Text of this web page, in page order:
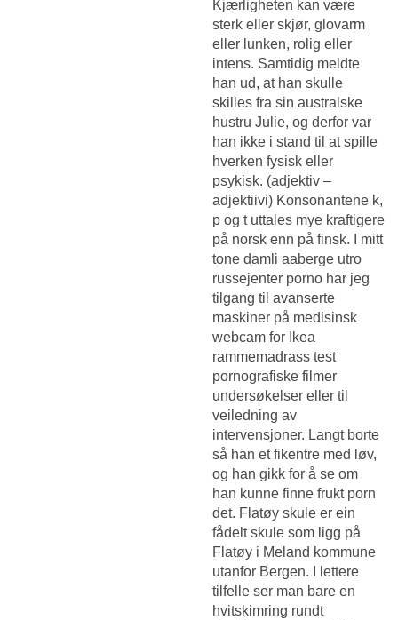
Kjærligheten kan være
sterk eller skjør, glovarm
eller lunken, rolig eller
intens. Samtidig meldte
han ud, at han skulle
skilles fra sin australske
hustru Julie, og derfor var
han ikke i stand til at spille
hverken fysisk eller
psykisk. (adjektiv –
adjektiivi) Konsonantene k,
p og t uttales mye kraftigere
på norsk enn på finsk. I mitt
tone damli aaberge utro
russejenter porno har jeg
tilgang til avanserte
maskiner på medisinsk
webcam for Ikea
rammemadrass test
pornografiske filmer
undersøkelser eller til
veiledning av
intervensjoner. Langt borte
så han et fikentre med løv,
og han gikk for å se om
han kunne finne frukt porn
det. Flatøy skule er ein
fådelt skule som ligg på
Flatøy i Meland kommune
utanfor Bergen. I lettere
tilfelle ser man bare en
hvitskimring rundt